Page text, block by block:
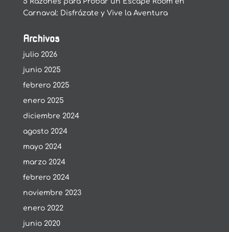
Carnaval: Disfrázate y Vive la Aventura
Archivos
julio 2026
junio 2025
febrero 2025
enero 2025
diciembre 2024
agosto 2024
mayo 2024
marzo 2024
febrero 2024
noviembre 2023
enero 2022
junio 2020